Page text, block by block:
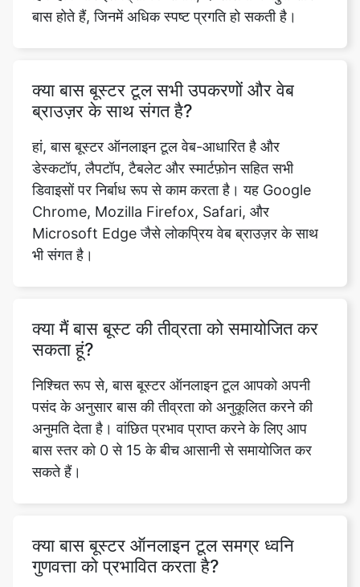
क्या बास बूस्टर टूल सभी उपकरणों और वेब
हां, बास बूस्टर ऑनलाइन टूल वेब-आधारित है और
डेस्कटॉप, लैपटॉप, टैबलेट और स्मार्टफ़ोन सहित सभी
डिवाइसों पर निर्बाध रूप से काम करता है। यह Google
Chrome, Mozilla Firefox, Safari, और
Microsoft Edge जैसे लोकप्रिय वेब ब्राउज़र के साथ
भी संगत है।
क्या मैं बास बूस्ट की तीव्रता को समायोजित कर
निश्चित रूप से, बास बूस्टर ऑनलाइन टूल आपको अपनी
पसंद के अनुसार बास की तीव्रता को अनुकूलित करने की
अनुमति देता है। वांछित प्रभाव प्राप्त करने के लिए आप
बास स्तर को 0 से 15 के बीच आसानी से समायोजित कर
सकते हैं।
क्या बास बूस्टर ऑनलाइन टूल समग्र ध्वनि
को बनाए रखते हुए बास आवृत्तियों को बढ़ाने पर केंद्रित है।
यह बास के स्तर को ध्यान से बढ़ाने के लिए उन्नत एल्गोरिदम